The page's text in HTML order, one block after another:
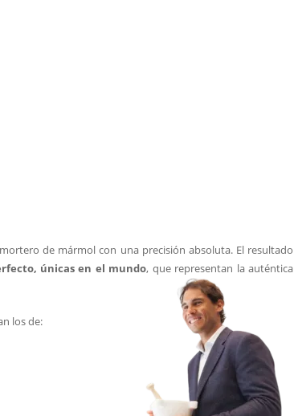
de mármol con una precisión absoluta. El resultado
únicas en el mundo, que representan la auténtica
los de: